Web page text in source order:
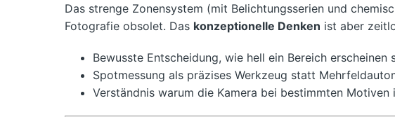
Das strenge Zonensystem (mit Belichtungsserien und
Fotografie obsolet. Das konzeptionelle Denken ist aber
Bewusste Entscheidung, wie hell ein Bereich erscheinen
Spotmessung als präzises Werkzeug statt
Verständnis warum die Kamera bei bestimmten Motiven